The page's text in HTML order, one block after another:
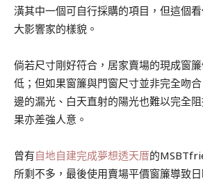
潢其中一個可自行採購的項目，但這個
大影響家的樣貌。
倘若尺寸剛好符合，居家賣場的現成窗簾
低 ；但如果窗簾與門窗尺寸並非完全吻
邊的漏光、白天直射的陽光也難以完全
果亦差強人意。
曾有自地自建完成夢想透天厝的
所剩不多，最後使用賣場平價窗簾導致